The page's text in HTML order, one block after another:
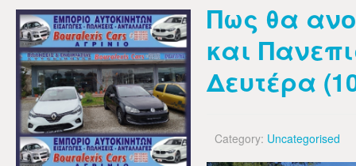
Πως θα
και
Δευτέρα
Category: Uncategorised